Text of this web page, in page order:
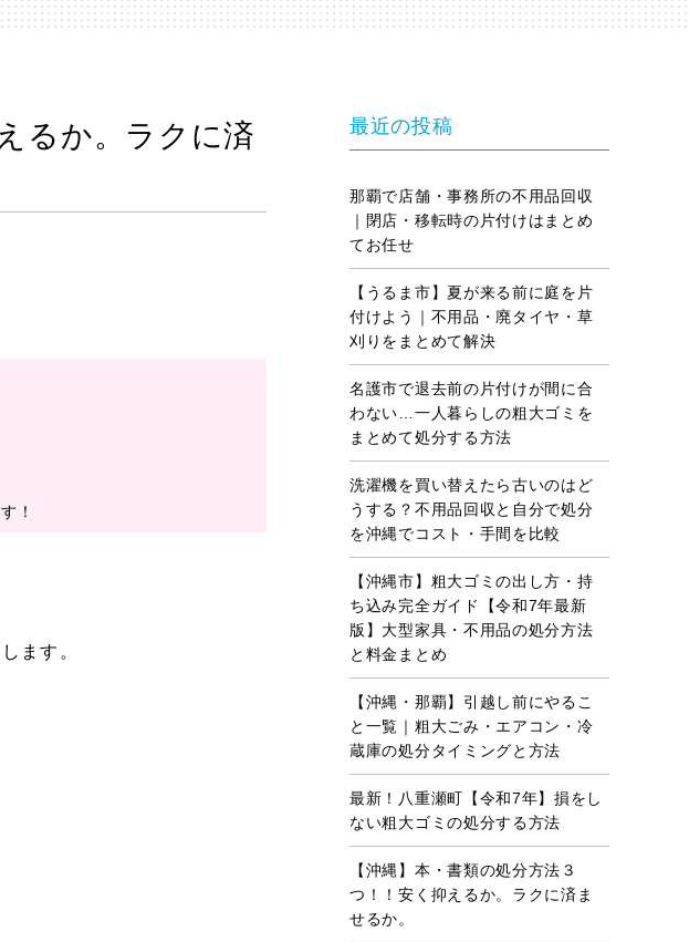
るか。ラクに済
！
ます。
最近の投稿
那覇で店舗・事務所の不用品回収
｜閉店・移転時の片付けはまとめ
てお任せ
【うるま市】夏が来る前に庭を片
付けよう｜不用品・廃タイヤ・草
刈りをまとめて解決
名護市で退去前の片付けが間に合
わない…一人暮らしの粗大ゴミを
まとめて処分する方法
洗濯機を買い替えたら古いのはど
うする？不用品回収と自分で処分
を沖縄でコスト・手間を比較
【沖縄市】粗大ゴミの出し方・持
ち込み完全ガイド【令和7年最新
版】大型家具・不用品の処分方法
と料金まとめ
【沖縄・那覇】引越し前にやるこ
と一覧｜粗大ごみ・エアコン・冷
蔵庫の処分タイミングと方法
最新！八重瀬町【令和7年】損をし
ない粗大ゴミの処分する方法
【沖縄】本・書類の処分方法３
つ！！安く抑えるか。ラクに済ま
せるか。